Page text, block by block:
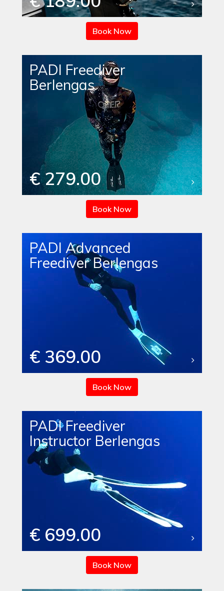
Book Now
PADI Freediver
Berlengas
€ 279.00
Book Now
PADI Advanced
Freediver Berlengas
€ 369.00
Book Now
PADI Freediver
Instructor Berlengas
€ 699.00
Book Now